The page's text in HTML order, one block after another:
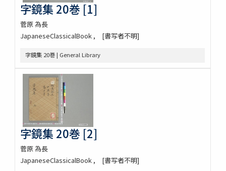
字鏡集 20巻 [1]
菅原 為長
JapaneseClassicalBook
[書写者不明]
字鏡集 20巻 | General Library
字鏡集 20巻 [2]
菅原 為長
JapaneseClassicalBook
[書写者不明]